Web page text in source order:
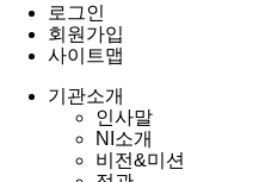
로그인
회원가입
사이트맵
기관소개
인사말
NI소개
비전&미션